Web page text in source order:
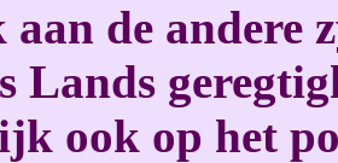
de andere
Lands
ook op het